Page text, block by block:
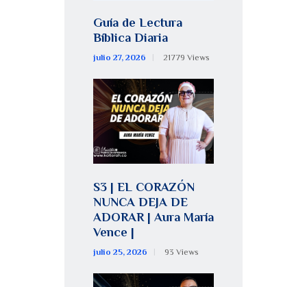
Guía de Lectura
Bíblica Diaria
julio 27, 2026 21779 Views
S3 | EL CORAZÓN
NUNCA DEJA DE
ADORAR | Aura María
Vence |
julio 25, 2026 93 Views